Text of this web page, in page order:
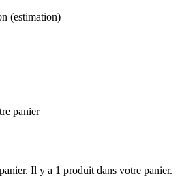
(estimation)
panier
Il y a 1 produit dans votre panier.